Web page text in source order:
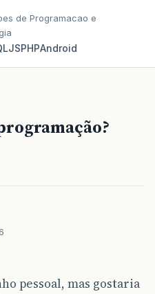
de Programacao e
JSPHPAndroid
pessoal, mas gostaria